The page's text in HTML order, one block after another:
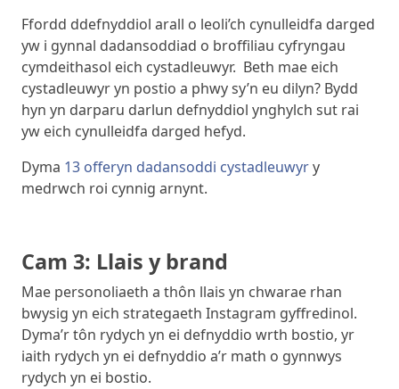
Ffordd ddefnyddiol arall o leoli’ch cynulleidfa darged
yw i gynnal dadansoddiad o broffiliau cyfryngau
cymdeithasol eich cystadleuwyr. Beth mae eich
cystadleuwyr yn postio a phwy sy’n eu dilyn? Bydd
hyn yn darparu darlun defnyddiol ynghylch sut rai
yw eich cynulleidfa darged hefyd.
Dyma 13 offeryn dadansoddi cystadleuwyry
medrwch roi cynnig arnynt.
Cam 3: Llais y brand
Mae personoliaeth a thôn llais yn chwarae rhan
bwysig yn eich strategaeth Instagram gyffredinol.
Dyma’r tôn rydych yn ei defnyddio wrth bostio, yr
iaith rydych yn ei defnyddio a’r math o gynnwys
rydych yn ei bostio.